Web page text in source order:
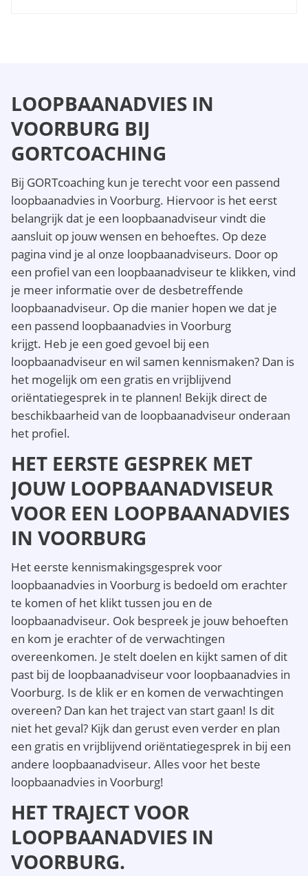
LOOPBAANADVIES IN
VOORBURG BIJ
GORTCOACHING
Bij GORTcoaching kun je terecht voor een passend
loopbaanadvies in Voorburg. Hiervoor is het eerst
belangrijk dat je een loopbaanadviseur vindt die
aansluit op jouw wensen en behoeftes. Op deze
pagina vind je al onze loopbaanadviseurs. Door op
een profiel van een loopbaanadviseur te klikken, vind
je meer informatie over de desbetreffende
loopbaanadviseur. Op die manier hopen we dat je
een passend loopbaanadvies in Voorburg
krijgt. Heb je een goed gevoel bij een
loopbaanadviseur en wil samen kennismaken? Dan is
het mogelijk om een gratis en vrijblijvend
oriëntatiegesprek in te plannen! Bekijk direct de
beschikbaarheid van de loopbaanadviseur onderaan
het profiel.
HET EERSTE GESPREK MET
JOUW LOOPBAANADVISEUR
VOOR EEN LOOPBAANADVIES
IN VOORBURG
Het eerste kennismakingsgesprek voor
loopbaanadvies in Voorburg is bedoeld om erachter
te komen of het klikt tussen jou en de
loopbaanadviseur. Ook bespreek je jouw behoeften
en kom je erachter of de verwachtingen
overeenkomen. Je stelt doelen en kijkt samen of dit
past bij de loopbaanadviseur voor loopbaanadvies in
Voorburg. Is de klik er en komen de verwachtingen
overeen? Dan kan het traject van start gaan! Is dit
niet het geval? Kijk dan gerust even verder en plan
een gratis en vrijblijvend oriëntatiegesprek in bij een
andere loopbaanadviseur. Alles voor het beste
loopbaanadvies in Voorburg!
HET TRAJECT VOOR
LOOPBAANADVIES IN
VOORBURG.